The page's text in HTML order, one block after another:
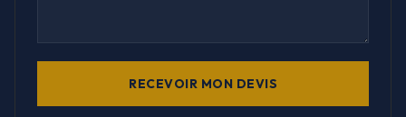
RECEVOIR MON DEVIS